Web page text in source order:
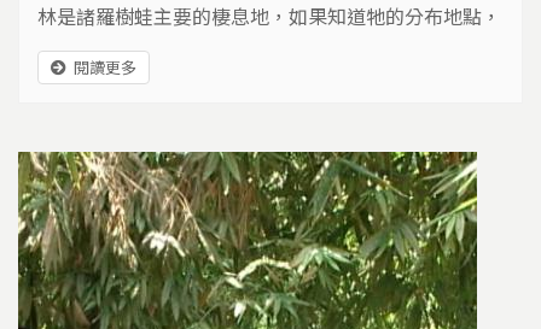
林是諸羅樹蛙主要的棲息地，如果知道牠的分布地點，
在四到九月的繁殖季節，只要循著聲音的方向，就可以
看到鼓起鳴囊求偶的公蛙，這種跟人類毗鄰而居的青
閱讀更多